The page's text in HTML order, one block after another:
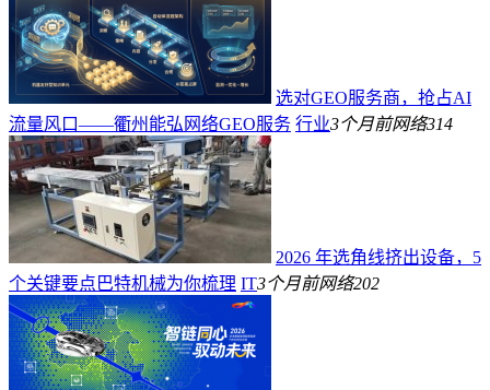
选对GEO服务商，抢占AI
流量风口——衢州能弘网络GEO服务 行业3个月前网络314
2026 年选角线挤出设备，5
个关键要点巴特机械为你梳理 IT3个月前网络202